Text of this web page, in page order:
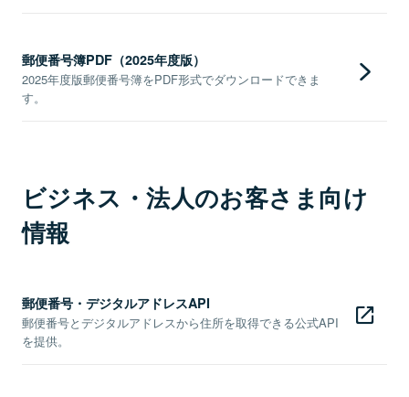
郵便番号簿PDF（2025年度版）
2025年度版郵便番号簿をPDF形式でダウンロードできま
す。
ビジネス・法人のお客さま向け
情報
郵便番号・デジタルアドレスAPI
郵便番号とデジタルアドレスから住所を取得できる公式API
を提供。